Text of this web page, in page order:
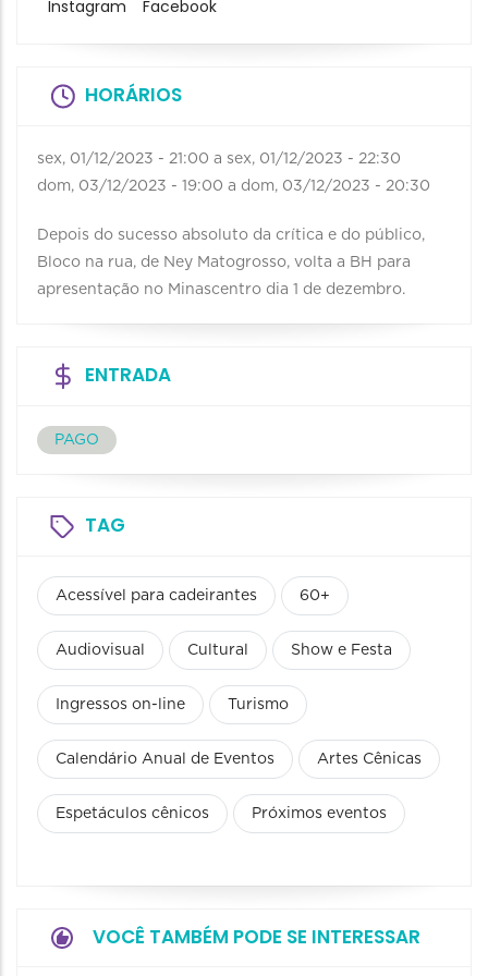
Instagram Facebook
HORÁRIOS
sex, 01/12/2023 - 21:00 a sex, 01/12/2023 - 22:30
dom, 03/12/2023 - 19:00 a dom, 03/12/2023 - 20:30
Depois do sucesso absoluto da crítica e do público,
Bloco na rua, de Ney Matogrosso, volta a BH para
apresentação no Minascentro dia 1 de dezembro.
ENTRADA
PAGO
TAG
Acessível para cadeirantes 60+
Audiovisual Cultural Show e Festa
Ingressos on-line Turismo
Calendário Anual de Eventos Artes Cênicas
Espetáculos cênicos Próximos eventos
VOCÊ TAMBÉM PODE SE INTERESSAR